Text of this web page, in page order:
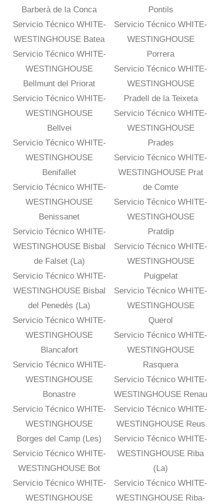
Barberà de la Conca
Servicio Técnico WHITE-
WESTINGHOUSE Batea
Servicio Técnico WHITE-
WESTINGHOUSE
Bellmunt del Priorat
Servicio Técnico WHITE-
WESTINGHOUSE
Bellvei
Servicio Técnico WHITE-
WESTINGHOUSE
Benifallet
Servicio Técnico WHITE-
WESTINGHOUSE
Benissanet
Servicio Técnico WHITE-
WESTINGHOUSE Bisbal
de Falset (La)
Servicio Técnico WHITE-
WESTINGHOUSE Bisbal
del Penedès (La)
Servicio Técnico WHITE-
WESTINGHOUSE
Blancafort
Servicio Técnico WHITE-
WESTINGHOUSE
Bonastre
Servicio Técnico WHITE-
WESTINGHOUSE
Borges del Camp (Les)
Servicio Técnico WHITE-
WESTINGHOUSE Bot
Servicio Técnico WHITE-
WESTINGHOUSE
Pontils
Servicio Técnico WHITE-
WESTINGHOUSE
Porrera
Servicio Técnico WHITE-
WESTINGHOUSE
Pradell de la Teixeta
Servicio Técnico WHITE-
WESTINGHOUSE
Prades
Servicio Técnico WHITE-
WESTINGHOUSE Prat
de Comte
Servicio Técnico WHITE-
WESTINGHOUSE
Pratdip
Servicio Técnico WHITE-
WESTINGHOUSE
Puigpelat
Servicio Técnico WHITE-
WESTINGHOUSE
Querol
Servicio Técnico WHITE-
WESTINGHOUSE
Rasquera
Servicio Técnico WHITE-
WESTINGHOUSE Renau
Servicio Técnico WHITE-
WESTINGHOUSE Reus
Servicio Técnico WHITE-
WESTINGHOUSE Riba
(La)
Servicio Técnico WHITE-
WESTINGHOUSE Riba-